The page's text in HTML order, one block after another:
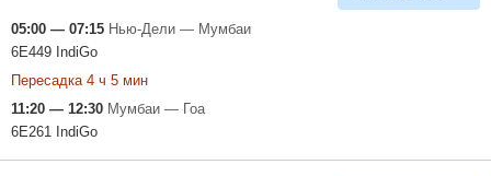
05:00 — 07:15 Нью-Дели — Мумбаи
6E449 IndiGo
Пересадка 4 ч 5 мин
11:20 — 12:30 Мумбаи — Гоа
6E261 IndiGo